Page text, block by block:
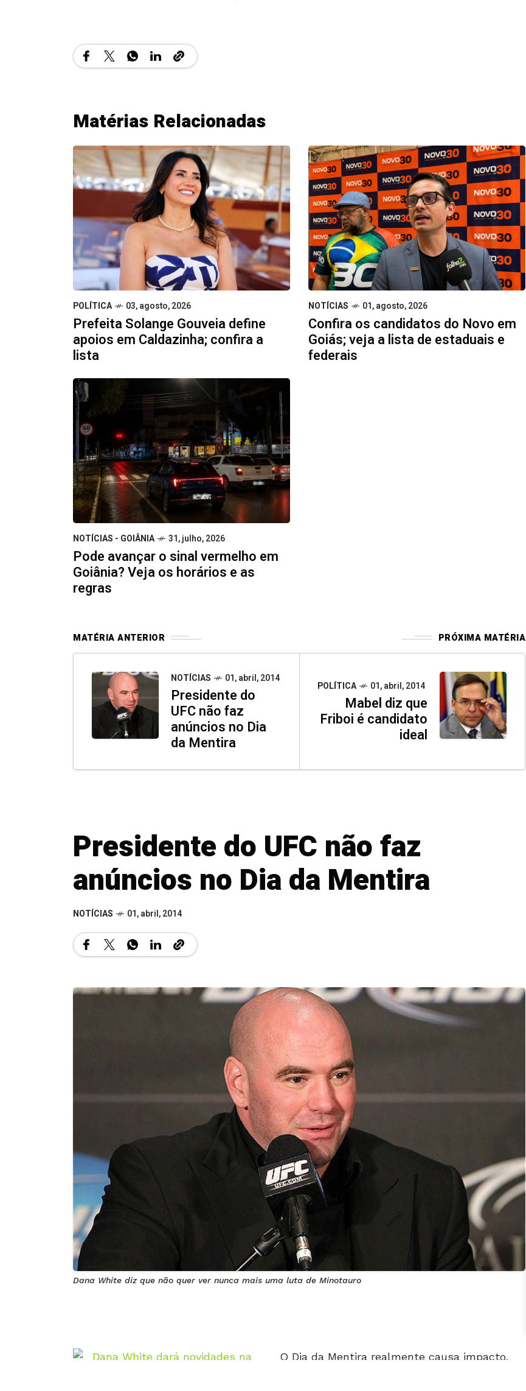
Matérias Relacionadas
POLÍTICA 03, agosto, 2026
Prefeita Solange Gouveia define
apoios em Caldazinha; confira a
lista
NOTÍCIAS 01, agosto, 2026
Confira os candidatos do Novo em
Goiás; veja a lista de estaduais e
federais
NOTÍCIAS - GOIÂNIA 31, julho, 2026
Pode avançar o sinal vermelho em
Goiânia? Veja os horários e as
regras
MATÉRIA ANTERIOR PRÓXIMA MATÉRIA
NOTÍCIAS 01, abril, 2014
Presidente do
UFC não faz
anúncios no Dia
da Mentira
POLÍTICA 01, abril, 2014
Mabel diz que
Friboi é candidato
ideal
Presidente do UFC não faz
anúncios no Dia da Mentira
NOTÍCIAS 01, abril, 2014
Dana White diz que não quer ver nunca mais uma luta de Minotauro
No mundo dos esportes não seria diferente. O